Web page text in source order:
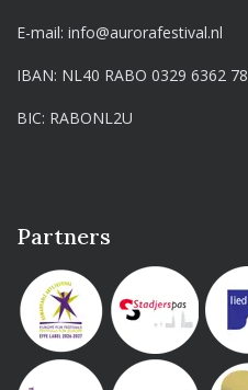
E-mail:info@aurorafestival.nl
IBAN: NL40 RABO 0329 6362 78
BIC: RABONL2U
Partners